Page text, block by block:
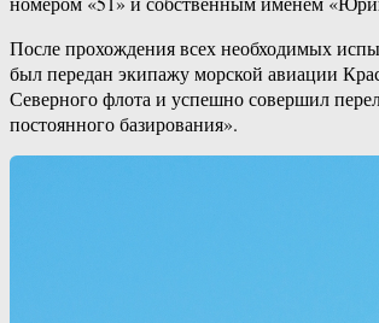
После прохождения всех необходимых
был передан экипажу морской авиации
Северного флота и успешно совершил
постоянного базирования».